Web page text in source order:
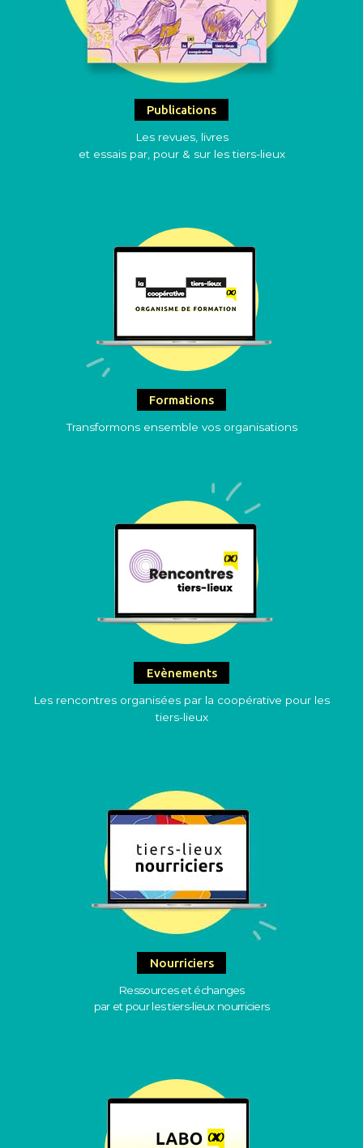
Publications
Les revues, livres
et essais par, pour & sur les tiers-lieux
Formations
Transformons ensemble vos organisations
Evènements
Les rencontres organisées par la coopérative pour les
tiers-lieux
Nourriciers
Ressources et échanges
par et pour les tiers-lieux nourriciers